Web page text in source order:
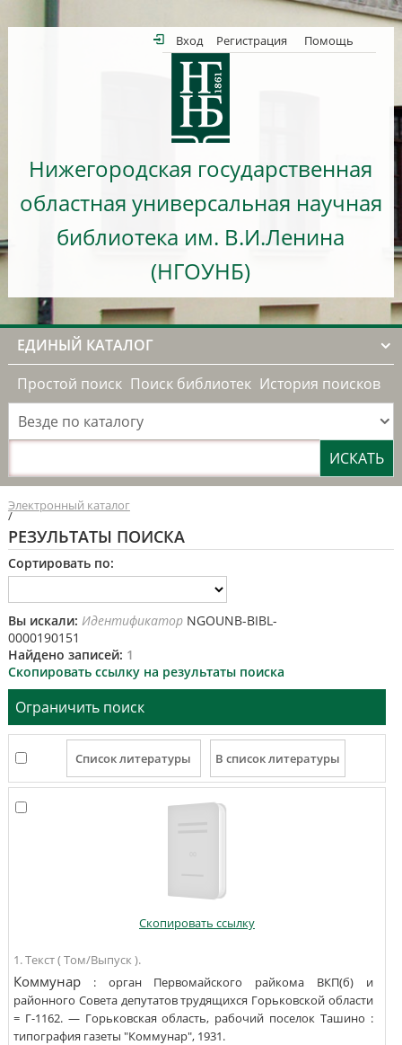
Вход Регистрация Помощь
Нижегородская государственная
областная универсальная научная
библиотека им. В.И.Ленина
(НГОУНБ)
ЕДИНЫЙ КАТАЛОГ
Простой поиск Поиск библиотек История поисков
Везде по каталогу
Электронный каталог
/
РЕЗУЛЬТАТЫ ПОИСКА
Сортировать по:
Вы искали: ИдентификаторNGOUNB-BIBL-
0000190151
Найдено записей: 1
Скопировать ссылку на результаты поиска
Ограничить поиск
Скопировать ссылку
1. Текст ( Том/Выпуск ).
Коммунар :
орган Первомайского райкома ВКП(б) и
районного Совета депутатов трудящихся Горьковской области
= Г-1162. —Горьковская область, рабочий поселок Ташино :
типография газеты "Коммунар",1931.